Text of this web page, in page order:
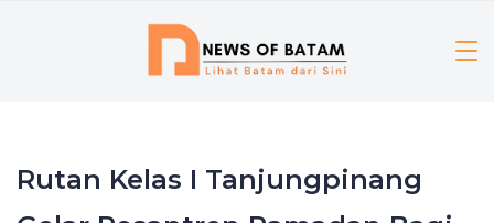
Rutan Kelas I Tanjungpinang